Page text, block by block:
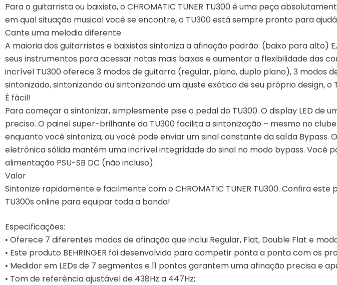
PEDALEIRAS
PERCUSSÃO
PIANOS
PRATO
REBOLO
SAX
SOPRO
SUPORTES
TECLAS
TROMPETE
Para o guitarrista ou baixista, o CHROMATIC TUNER TU300 é uma peça
em qual situação musical você se encontre, o TU300 está sempre pronto para
Cante uma melodia diferente
A maioria dos guitarristas e baixistas sintoniza a afinação padrão: (baixo para alto)
seus instrumentos para acessar notas mais baixas e aumentar a flexibilidade das
incrível TU300 oferece 3 modos de guitarra (regular, plano, duplo plano), 3
sintonizado, sintonizando ou sintonizando um ajuste exótico de seu próprio design,
É fácil!
Para começar a sintonizar, simplesmente pise o pedal do TU300. O display LED de
preciso. O painel super-brilhante da TU300 facilita a sintonização – mesmo no
enquanto você sintoniza, ou você pode enviar um sinal constante da saída Bypass.
eletrônica sólida mantém uma incrível integridade do sinal no modo bypass. Você
alimentação PSU-SB DC (não incluso).
Valor
Sintonize rapidamente e facilmente com o CHROMATIC TUNER TU300. Confira
TU300s online para equipar toda a banda!
Especificações:
• Oferece 7 diferentes modos de afinação que inclui Regular, Flat, Double Flat e
• Este produto BEHRINGER foi desenvolvido para competir ponta a ponta com os
• Medidor em LEDs de 7 segmentos e 11 pontos garantem uma afinação precisa e
• Tom de referência ajustável de 438Hz a 447Hz;